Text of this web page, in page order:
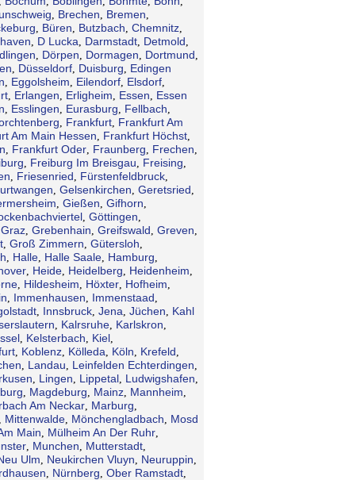
Brechen Bremen
Büren Butzbach Chemnitz,
D Lucka Darmstadt, Detmold
Dörpen Dormagen Dortmund
Düsseldorf, Duisburg
Edingen
Eggolsheim Eilendorf, Elsdorf,
, Erlangen Erligheim Essen
Essen
Esslingen Eurasburg Fellbach
Frankfurt, Frankfurt Am
Am Main Hessen Frankfurt Höchst,
Frankfurt Oder, Fraunberg Frechen
Freiburg Im Breisgau Freising
Friesenried Fürstenfeldbruck,
Gelsenkirchen Geretsried
Gießen Gifhorn
, Göttingen
Graz, Grebenhain Greifswald Greven
, Groß Zimmern Gütersloh
Halle, Halle Saale, Hamburg
, Heide, Heidelberg Heidenheim
, Hildesheim Höxter, Hofheim
Immenhausen Immenstaad
, Innsbruck, Jena Jüchen
Kahl
Kalrsruhe, Karlskron
, Kelsterbach Kiel,
, Koblenz, Kölleda Köln Krefeld
Landau Leinfelden Echterdingen
Lingen Lippetal, Ludwigshafen
Magdeburg Mainz, Mannheim
Am Neckar, Marburg
Mittenwalde, Mönchengladbach
Mosd
Main Mülheim An Der Ruhr,
, Munchen Mutterstadt,
Ulm Neukirchen Vluyn Neuruppin
Nürnberg Ober Ramstadt,